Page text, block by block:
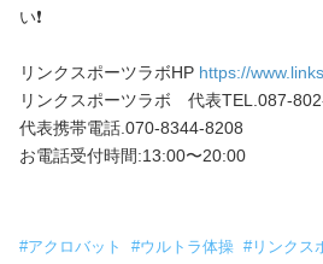
い❗️
リンクスポーツラボHP https://
リンクスポーツラボ 代表TEL.087-
代表携帯電話.070-8344-8208
お電話受付時間:13:00〜20:00
#アクロバット #ウルトラ体操 #リンクス